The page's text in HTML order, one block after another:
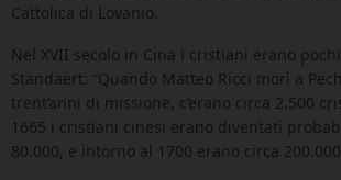
Cattolica di Lovanio.
Nel XVII secolo in Cina i cristiani erano
Standaert: “Quando Matteo Ricci morì a
trent’anni di missione, c’erano circa 2.500
1665 i cristiani cinesi erano diventati
80.000, e intorno al 1700 erano circa